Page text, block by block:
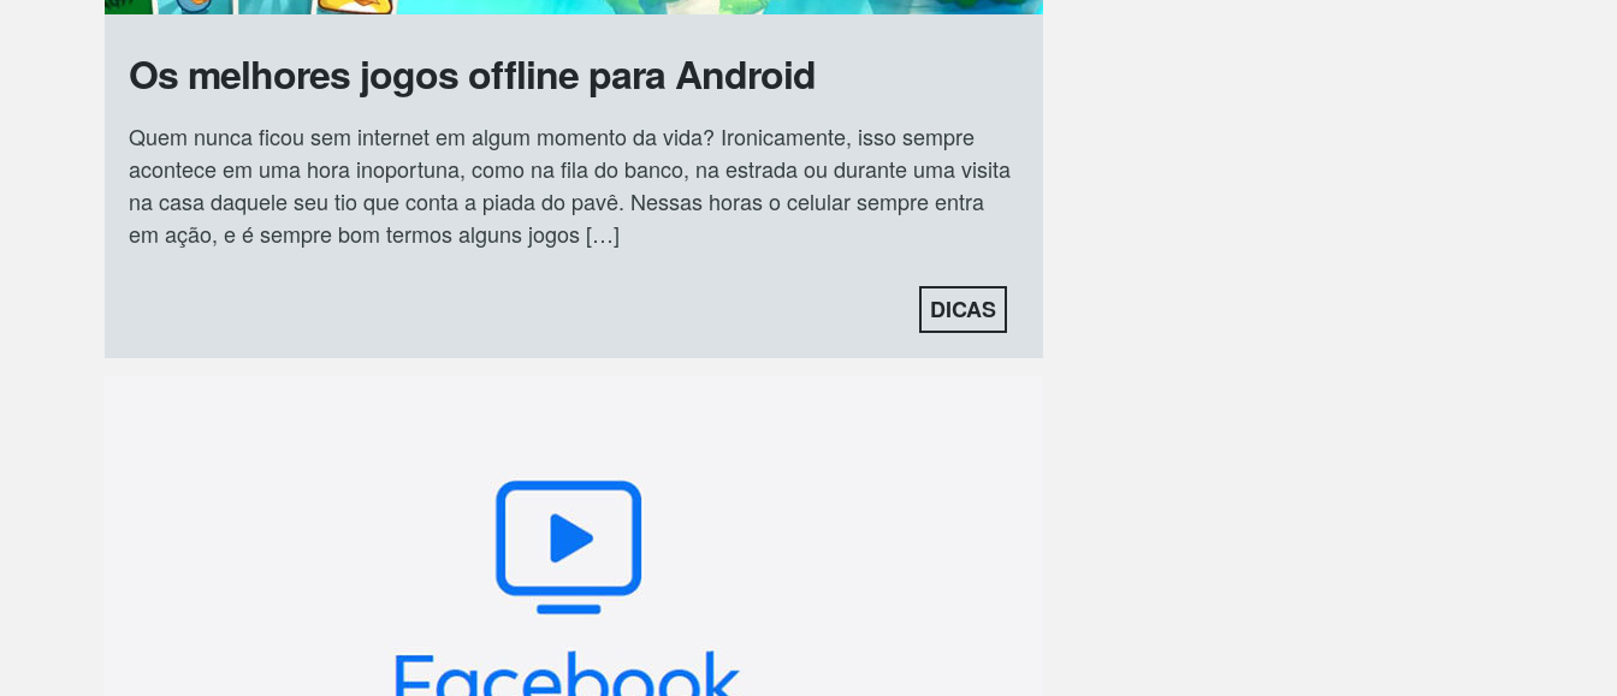
Os melhores jogos offline para Android
Quem nunca ficou sem internet em algum momento da vida? Ironicamente, isso sempre
acontece em uma hora inoportuna, como na fila do banco, na estrada ou durante uma visita
na casa daquele seu tio que conta a piada do pavê. Nessas horas o celular sempre entra
em ação, e é sempre bom termos alguns jogos […]
DICAS